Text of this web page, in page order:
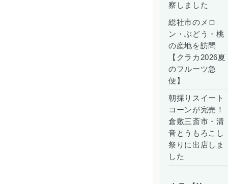
察しました
総社市のメロ
ン・ぶどう・桃
の産地を訪問
【クラカ2026夏
のフルーツ急
便】
朝採りスイート
コーンが完売！
倉敷三斎市・清
音とうもろこし
祭りに出店しま
した